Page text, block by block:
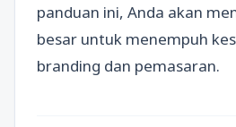
panduan ini, Anda akan
besar untuk menempuh
branding dan pemasaran.